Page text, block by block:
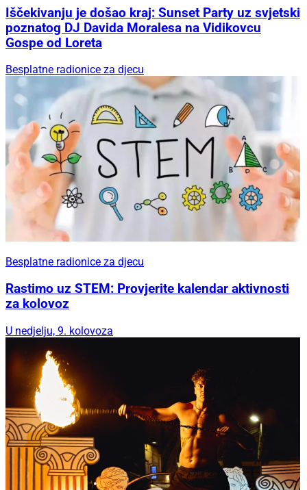
Iščekivanju je došao kraj: Sunset Party uz svjetski
poznatog DJ Davida Moralesa na Vidikovcu
Gospe od Loreta
Besplatne radionice za djecu
Besplatne radionice za djecu
Rastimo uz STEM: Provjerite kalendar aktivnosti
za kolovoz
U nedjelju, 9. kolovoza